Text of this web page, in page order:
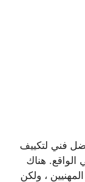
فني لتكييف
الواقع. هناك
، ولكن